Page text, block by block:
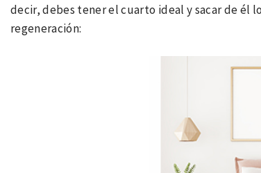
decir, debes tener el cuarto ideal y sacar de él
regeneración: